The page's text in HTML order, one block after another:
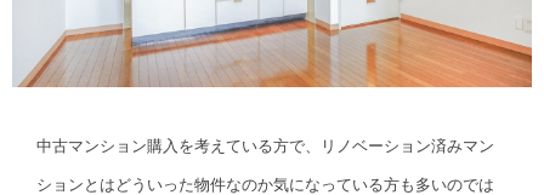
中古マンション購入を考えている方で、リノベーション済みマン
ションとはどういった物件なのか気になっている方も多いのでは